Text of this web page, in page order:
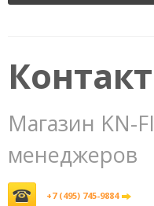
Магазин KN-
менеджеров
+7 (495) 745-9884